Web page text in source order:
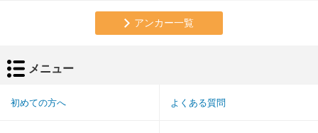
アンカー一覧
メニュー
初めての方へ よくある質問